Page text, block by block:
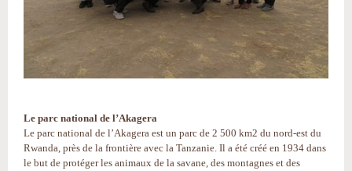
Le parc national de l’Akagera
Le parc national de l’Akagera est un parc de 2 500 km2 du nord-est du
Rwanda, près de la frontière avec la Tanzanie. Il a été créé en 1934 dans
le but de protéger les animaux de la savane, des montagnes et des